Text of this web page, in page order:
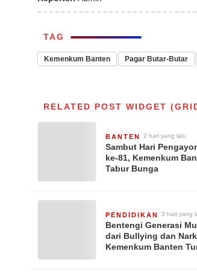
TAG
Kemenkum Banten Pagar Butar-Butar
RELATED POST WIDGET
BANTEN 2 hari yang lalu
Sambut Hari
ke-81, Kemenkum
Tabur Bunga
PENDIDIKAN 3 hari yang
Bentengi Generasi
dari Bullying dan
Kemenkum Banten